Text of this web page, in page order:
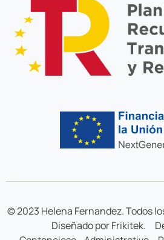
© 2023 Helena Fernandez. Todos
Diseñado por Frikitek.